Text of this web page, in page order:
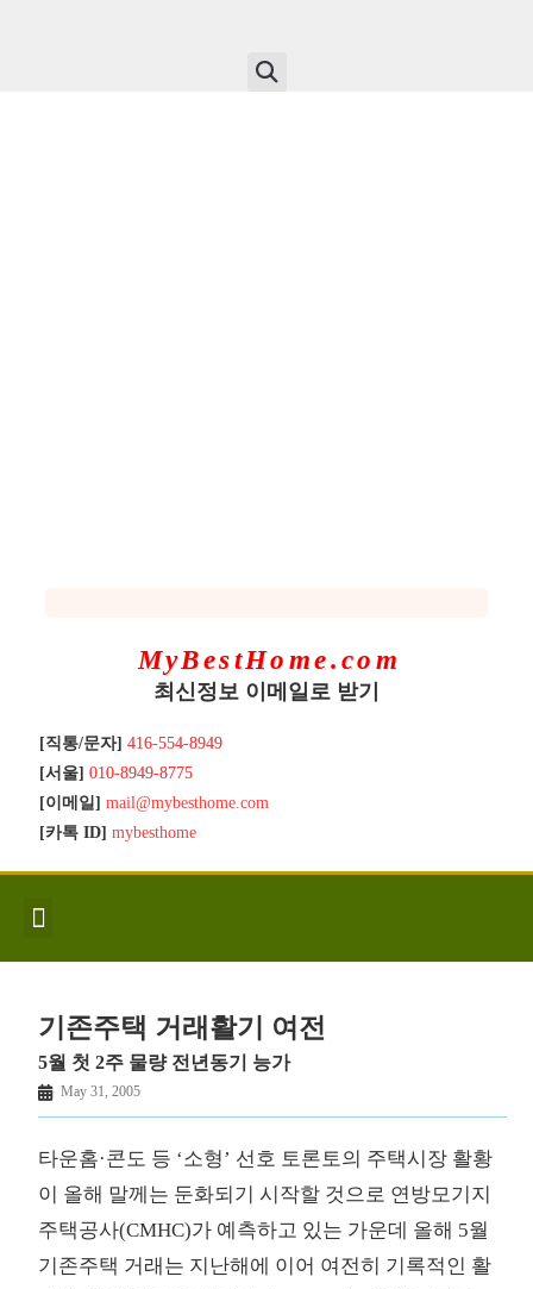
MyBestHome.com
최신정보 이메일로 받기
[직통/문자] 416-554-8949
[서울] 010-8949-8775
[이메일] mail@mybesthome.com
[카톡 ID] mybesthome
기존주택 거래활기 여전
5월 첫 2주 물량 전년동기 능가
May 31, 2005
타운홈·콘도 등 ‘소형’ 선호 토론토의 주택시장 활황
이 올해 말께는 둔화되기 시작할 것으로 연방모기지
주택공사(CMHC)가 예측하고 있는 가운데 올해 5월
기존주택 거래는 지난해에 이어 여전히 기록적인 활